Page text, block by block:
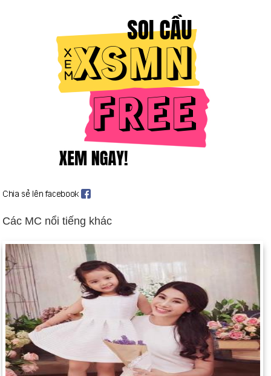
dân chủ (ngày 19 tháng 4 và tiếp theo). Hơn một triệu người ở
Bắc Kinh biểu tình cho dân chủ; hỗn loạn lan rộng khắp quốc
gia (giữa tháng 5 và tiếp theo). Hàng nghìn người thiệt mạng
tại Quảng trường Thiên An Môn khi các nhà lãnh đạo Trung
Quốc có đường lối cứng rắn đối với những người biểu tình
(ngày 4 tháng 6 và tiếp theo).
Mikhail S. Gorbachev được bầu làm Tổng thống Liên Xô (ngày
P. W. Botha từ chức Tổng thống Nam Phi (ngày 14 tháng 8).
Đặng Tiểu Bình từ chức lãnh đạo Trung Quốc (ngày 9 tháng
Sau 28 năm, Bức tường Berlin mở cửa về phía Tây (ngày 11
Quốc hội Séc chấm dứt vai trò thống trị của những người
Cuộc nổi dậy ở Romania lật đổ chính phủ Cộng sản (ngày 15
tháng 12 và tiếp theo); Tổng thống Ceausescu và phu nhân bị
hành quyết (ngày 25 tháng 12).
Quân đội Hoa Kỳ xâm lược Panama, tìm cách bắt giữ Tướng
Manuel Noriega (ngày 20 tháng 12).
Các MC nổi tiếng khác